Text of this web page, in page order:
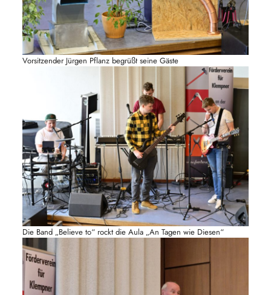
Vorsitzender Jürgen Pflanz begrüßt seine Gäste
Die Band „Believe to“ rockt die Aula „An Tagen wie Diesen“